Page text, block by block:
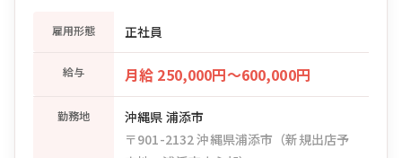
雇用形態 正社員
給与 月給 250,000円〜600,000円
勤務地
沖縄県 浦添市
〒901-2132 沖縄県浦添市（新規出店予